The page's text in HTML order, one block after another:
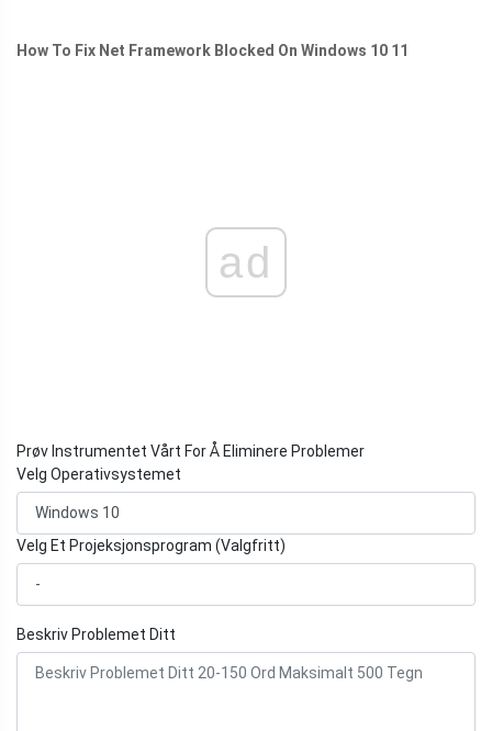
How To Fix Net Framework Blocked On Windows 10 11
ad
Prøv Instrumentet Vårt For Å Eliminere Problemer
Velg Operativsystemet
Velg Et Projeksjonsprogram (Valgfritt)
Beskriv Problemet Ditt